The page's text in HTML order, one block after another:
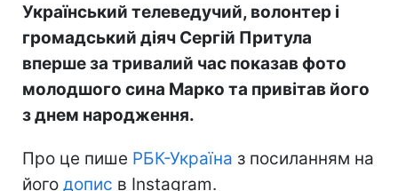
Український телеведучий, волонтер і
громадський діяч Сергій Притула
вперше за тривалий час показав фото
молодшого сина Марко та привітав його
з днем народження.
Про це пише РБК-Україна з посиланням на
його допис в Instagram.